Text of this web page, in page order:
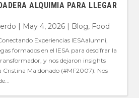
ALQUIMIA PARA LLEGAR
| May 4, 2026 | Blog, Food
Experiencias IESAalumni,
formados en el IESA para descifrar la
y nos dejaron insights
Cristina Maldonado (#MF2007): Nos